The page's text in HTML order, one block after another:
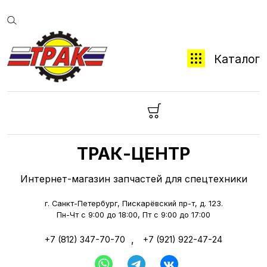
Каталог
ТРАК-ЦЕНТР
Интернет-магазин запчастей для спецтехники
г. Санкт-Петербург, Пискарёвский пр-т, д. 123.
Пн-Чт с 9:00 до 18:00, Пт с 9:00 до 17:00
+7 (812) 347-70-70 , +7 (921) 922-47-24